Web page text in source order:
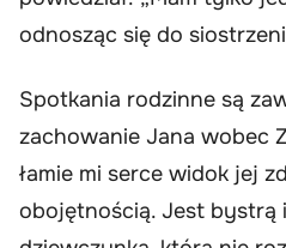
odnosząc się do
Spotkania rodzinne są
zachowanie Jana wobec
łamie mi serce widok jej
obojętnością. Jest bystrą